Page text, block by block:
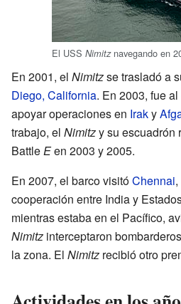
El USS Nimitznavegando en
En 2001, el Nimitzse trasladó a
Diego, California. En 2003, fue al
apoyar operaciones en Iraky
trabajo, el Nimitzy su escuadrón
BattleEen 2003 y 2005.
En 2007, el barco visitóChennai
cooperación entre India y
mientras estaba en el Pacífico,
Nimitz interceptaron
la zona. El Nimitz recibió otro